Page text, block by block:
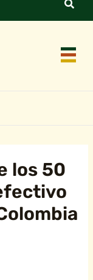
los 50